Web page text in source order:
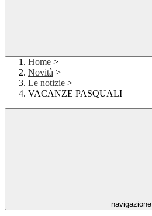
Home >
Novità >
Le notizie >
VACANZE PASQUALI
navigazione